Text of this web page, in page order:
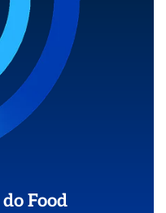
Food